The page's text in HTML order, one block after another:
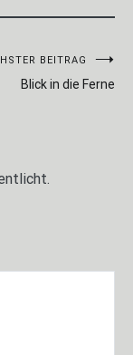
BEITRAG
Blick in die Ferne